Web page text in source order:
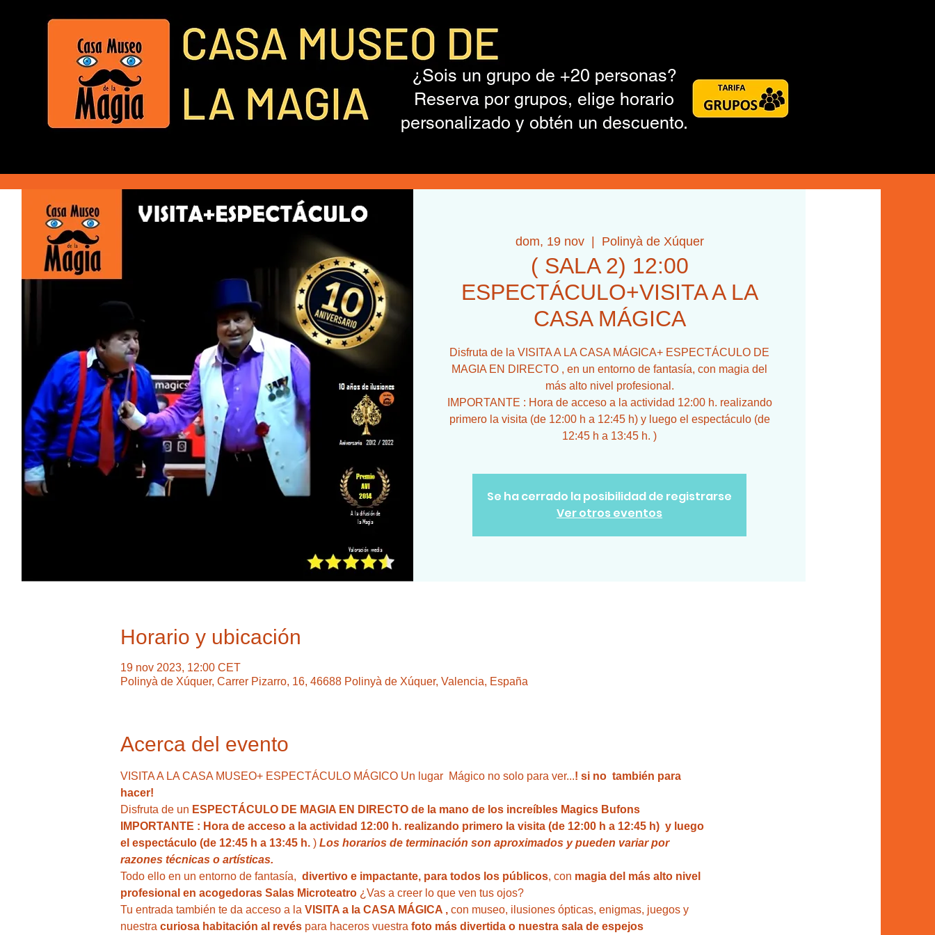
¿Sois un grupo de +20 personas?
Reserva por grupos, elige horario
personalizado y obtén un descuento.
dom, 19 nov
  |
Polinyà de Xúquer
( SALA 2) 12:00
ESPECTÁCULO+VISITA A LA
CASA MÁGICA
Disfruta de la VISITA A LA CASA MÁGICA+ ESPECTÁCULO DE
MAGIA EN DIRECTO , en un entorno de fantasía, con magia del
más alto nivel profesional.
IMPORTANTE : Hora de acceso a la actividad 12:00 h. realizando
primero la visita (de 12:00 h a 12:45 h) y luego el espectáculo (de
12:45 h a 13:45 h. )
Se ha cerrado la posibilidad de registrarse
Ver otros eventos
Horario y ubicación
19 nov 2023, 12:00 CET
Polinyà de Xúquer, Carrer Pizarro, 16, 46688 Polinyà de Xúquer, Valencia, España
Acerca del evento
VISITA A LA CASA MUSEO+ ESPECTÁCULO MÁGICO Un lugar  Mágico no solo para ver...! si no  también para
hacer!
Disfruta de un ESPECTÁCULO DE MAGIA EN DIRECTO de la mano de los increíbles Magics Bufons
IMPORTANTE : Hora de acceso a la actividad 12:00 h. realizando primero la visita (de 12:00 h a 12:45 h)  y luego
el espectáculo (de 12:45 h a 13:45 h. ) Los horarios de terminación son aproximados y pueden variar por
razones técnicas o artísticas.
Todo ello en un entorno de fantasía, divertivo e impactante, para todos los públicos, con magia del más alto nivel
profesional en acogedoras Salas Microteatro ¿Vas a creer lo que ven tus ojos?
Tu entrada también te da acceso a la VISITA a la CASA MÁGICA , con museo, ilusiones ópticas, enigmas, juegos y
nuestra curiosa habitación al revés para haceros vuestra foto más divertida o nuestra sala de espejos